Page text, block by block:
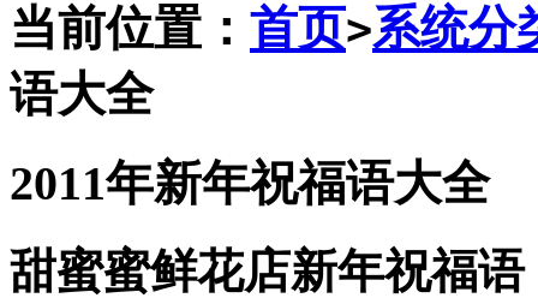
当前位置： 首页>系统分
语大全
2011年新年祝福语大全
甜蜜蜜鲜花店新年祝福语